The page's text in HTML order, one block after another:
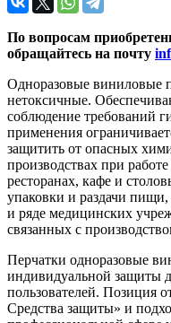
По вопросам
обращайтесь на почту
Одноразовые виниловые
нетоксичные.
соблюдение требований
применения
защитить от опасных
производствах при
ресторанах, кафе и
упаковки и раздачи пищи,
и ряде медицинских
связанных с
Перчатки одноразовые
индивидуальной защиты
пользователей. Позиция
Средства защиты» и